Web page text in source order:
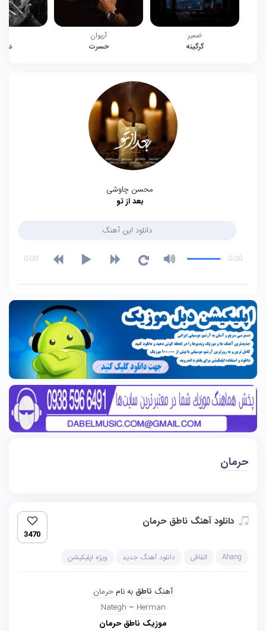
ضمیر
گرگینه
آریوان
حسرت
محسن چاوشی
بعد از تو
دانلود این آهنگ
0:00
0:00
حرمان
دانلود آهنگ ناطق حرمان
3470
Ahang اتفاقی دانلود آهنگ جدید ویژه اپلیکیشن
آهنگ ناطق به نام حرمان
Nategh – Herman
موزیک ناطق حرمان